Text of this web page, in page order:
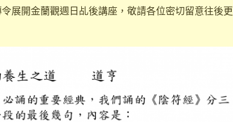
展開金蘭觀週日乩後講座，敬請各位密切留意往後更